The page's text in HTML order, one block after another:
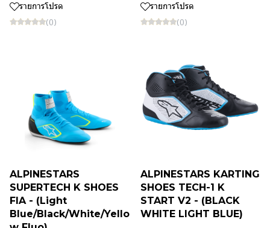
รายการโปรด
(0)
รายการโปรด
(0)
ALPINESTARS
SUPERTECH K SHOES
FIA - (Light
Blue/Black/White/Yello
ALPINESTARS KARTING
SHOES TECH-1 K
START V2 - (BLACK
WHITE LIGHT BLUE)